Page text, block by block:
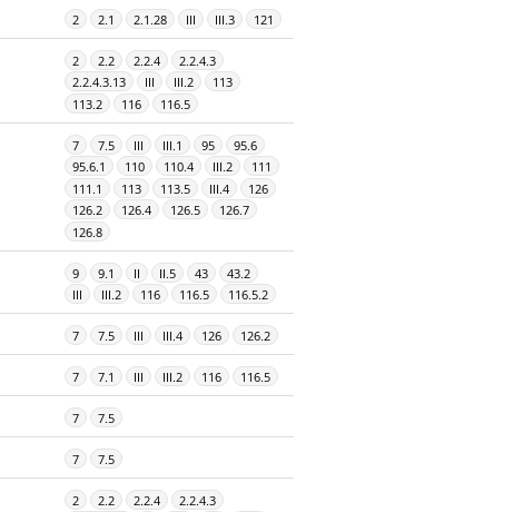
2 2.1 2.1.28 III III.3 121
2 2.2 2.2.4
2.2.4.3
2.2.4.3.13
III III.2
113
113.2
116 116.5
7 7.5 III III.1 95
95.6
95.6.1
110 110.4 III.2
111
111.1
113 113.5 III.4
126
126.2
126.4 126.5
126.7
126.8
9 9.1 II II.5 43
43.2
III
III.2 116 116.5 116.5.2
7 7.5 III III.4 126 126.2
7 7.1 III III.2 116 116.5
7 7.5
7 7.5
2 2.2 2.2.4
2.2.4.3